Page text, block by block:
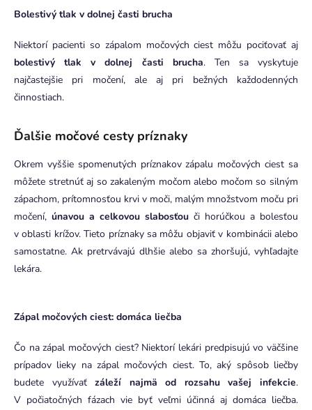
Bolestivý tlak v dolnej časti brucha
Niektorí pacienti so zápalom močových ciest môžu pociťovať aj
bolestivý tlak v dolnej časti brucha. Ten sa vyskytuje
najčastejšie pri močení, ale aj pri bežných každodenných
činnostiach.
Ďalšie močové cesty príznaky
Okrem vyššie spomenutých príznakov zápalu močových ciest sa
môžete stretnúť aj so zakaleným močom alebo močom so silným
zápachom, prítomnosťou krvi v moči, malým množstvom moču pri
močení, únavou a celkovou slabosťou či horúčkou a bolesťou
v oblasti krížov. Tieto príznaky sa môžu objaviť v kombinácii alebo
samostatne. Ak pretrvávajú dlhšie alebo sa zhoršujú, vyhľadajte
lekára.
Zápal močových ciest: domáca liečba
Čo na zápal močových ciest? Niektorí lekári predpisujú vo väčšine
prípadov lieky na zápal močových ciest. To, aký spôsob liečby
budete využívaťzáleží najmä od rozsahu vašej infekcie.
V počiatočných fázach vie byť veľmi účinná aj domáca liečba.